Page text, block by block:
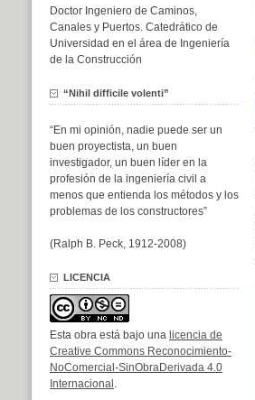
Doctor Ingeniero de Caminos,
Canales y Puertos. Catedrático de
Universidad en el área de Ingeniería
de la Construcción
“Nihil difficile volenti”
“En mi opinión, nadie puede ser un
buen proyectista, un buen
investigador, un buen líder en la
profesión de la ingeniería civil a
menos que entienda los métodos y los
problemas de los constructores”
(Ralph B. Peck, 1912-2008)
LICENCIA
Esta obra está bajo una licencia de
Creative Commons Reconocimiento-
NoComercial-SinObraDerivada 4.0
Internacional .